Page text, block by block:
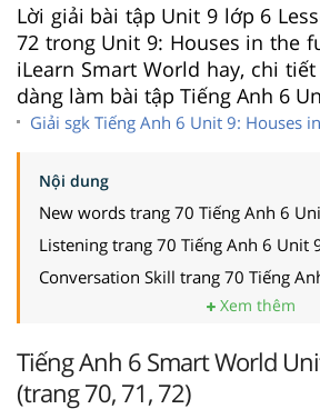
Lời giải bài tập Unit 9 lớp 6
72 trong Unit 9: Houses in the
iLearn Smart World hay, chi
dàng làm bài tập Tiếng Anh 6
Giải sgk Tiếng Anh 6 Unit 9: Houses
Nội dung
New words trang 70 Tiếng Anh 6
Listening trang 70 Tiếng Anh 6 Unit
Conversation Skill trang 70 Tiếng
Xem thêm
Tiếng Anh 6 Smart World
(trang 70, 71, 72)